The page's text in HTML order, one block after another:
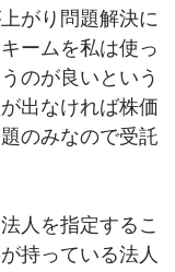
がり問題解決に
ームを私は使っ
のが良いという
出なければ株価
のみなので受託
人を指定するこ
持っている法人